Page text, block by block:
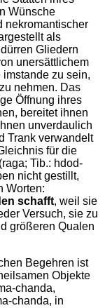
Wünsche
nekromantischer
als
Gliedern
unersättlichem
zu sein,
nehmen. Das
Öffnung ihres
bereitet ihnen
unverdaulich
Trank verwandelt
für die
Tib.: hdod-
nicht gestillt,
Worten:
schafft, weil sie
Versuch, sie zu
größeren Qualen
Begehren ist
Objekte
chanda,
chanda, in